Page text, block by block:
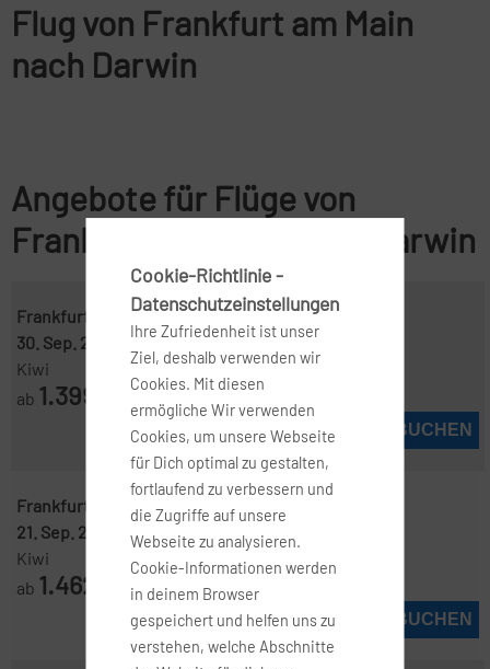
Flug von Frankfurt am Main
nach Darwin
Angebote für Flüge von
Frankfurt am Main nach Darwin
Frankfurt ( FRA )-Darwin ( DRW )
30. Sep. 2026
28. Okt. 2026
Kiwi
ab 1.399
JETZT BUCHEN
Frankfurt ( FRA )
Darwin ( DRW )
21. Sep. 2026
28. Sep. 2026
Kiwi
ab 1.462
JETZT BUCHEN
Cookie-Richtlinie -
Datenschutzeinstellungen
Ihre Zufriedenheit ist unser
Ziel, deshalb verwenden wir
Cookies. Mit diesen
ermögliche Wir verwenden
Cookies, um unsere Webseite
für Dich optimal zu gestalten,
fortlaufend zu verbessern und
die Zugriffe auf unsere
Webseite zu analysieren.
Cookie-Informationen werden
in deinem Browser
gespeichert und helfen uns zu
verstehen, welche Abschnitte